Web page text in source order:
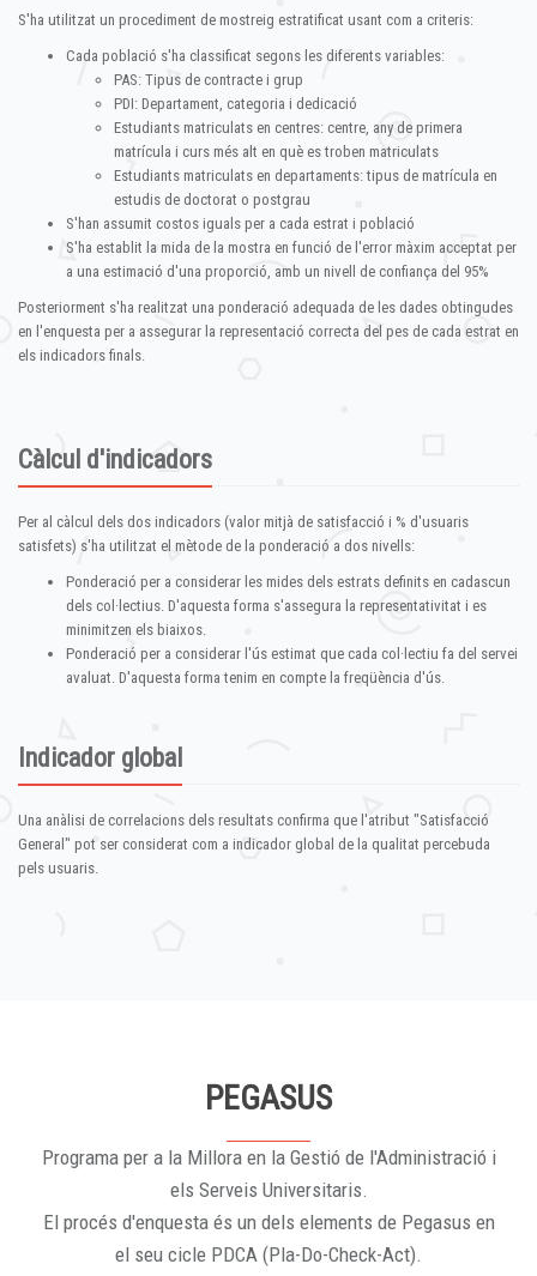
S'ha utilitzat un procediment de mostreig estratificat usant com a criteris:
Cada població s'ha classificat segons les diferents variables:
PAS: Tipus de contracte i grup
PDI: Departament, categoria i dedicació
Estudiants matriculats en centres: centre, any de primera
matrícula i curs més alt en què es troben matriculats
Estudiants matriculats en departaments: tipus de matrícula en
estudis de doctorat o postgrau
S'han assumit costos iguals per a cada estrat i població
S'ha establit la mida de la mostra en funció de l'error màxim acceptat per
a una estimació d'una proporció, amb un nivell de confiança del 95%
Posteriorment s'ha realitzat una ponderació adequada de les dades obtingudes
en l'enquesta per a assegurar la representació correcta del pes de cada estrat en
els indicadors finals.
Càlcul d'indicadors
Per al càlcul dels dos indicadors (valor mitjà de satisfacció i % d'usuaris
satisfets) s'ha utilitzat el mètode de la ponderació a dos nivells:
Ponderació per a considerar les mides dels estrats definits en cadascun
dels col·lectius. D'aquesta forma s'assegura la representativitat i es
minimitzen els biaixos.
Ponderació per a considerar l'ús estimat que cada col·lectiu fa del servei
avaluat. D'aquesta forma tenim en compte la freqüència d'ús.
Indicador global
Una anàlisi de correlacions dels resultats confirma que l'atribut "Satisfacció
General" pot ser considerat com a indicador global de la qualitat percebuda
pels usuaris.
PEGASUS
Programa per a la Millora en la Gestió de l'Administració i
els Serveis Universitaris.
El procés d'enquesta és un dels elements de Pegasus en
el seu cicle PDCA (Pla-Do-Check-Act).